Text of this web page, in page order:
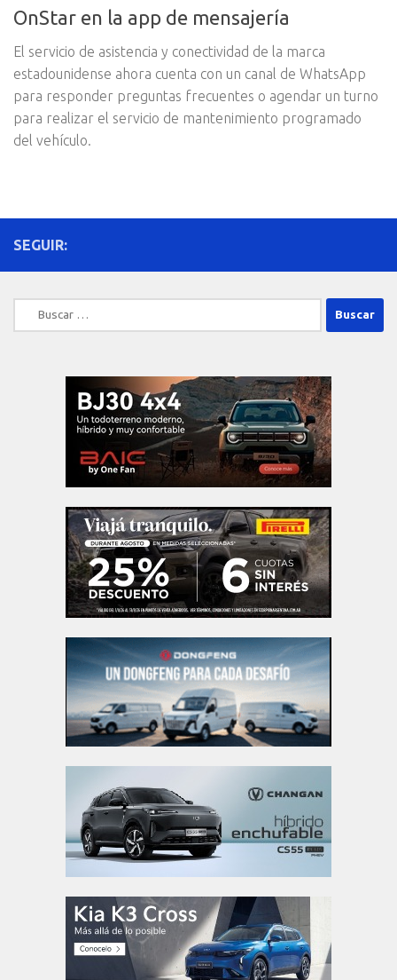
OnStar en la app de mensajería
El servicio de asistencia y conectividad de la marca
estadounidense ahora cuenta con un canal de WhatsApp
para responder preguntas frecuentes o agendar un turno
para realizar el servicio de mantenimiento programado
del vehículo.
SEGUIR:
Buscar: